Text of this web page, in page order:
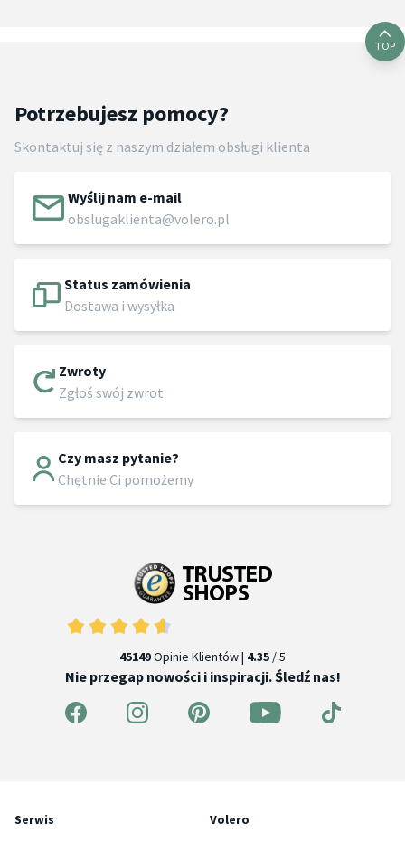
TOP
Potrzebujesz pomocy?
Skontaktuj się z naszym działem obsługi klienta
Wyślij nam e-mail
obslugaklienta@volero.pl
Status zamówienia
Dostawa i wysyłka
Zwroty
Zgłoś swój zwrot
Czy masz pytanie?
Chętnie Ci pomożemy
45149Opinie Klientów | 4.35 / 5
Nie przegap nowości i inspiracji. Śledź nas!
Serwis Volero